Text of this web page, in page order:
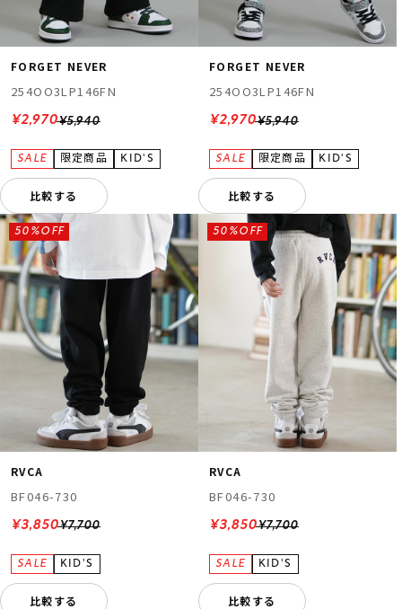
FORGET NEVER
254OO3LP146FN
¥5,940
¥2,970
比較する
FORGET NEVER
254OO3LP146FN
¥5,940
¥2,970
比較する
RVCA
BF046-730
¥7,700
50%OFF
¥3,850
比較する
RVCA
BF046-730
¥7,700
50%OFF
¥3,850
比較する